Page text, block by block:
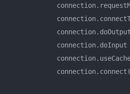
connection.doInput